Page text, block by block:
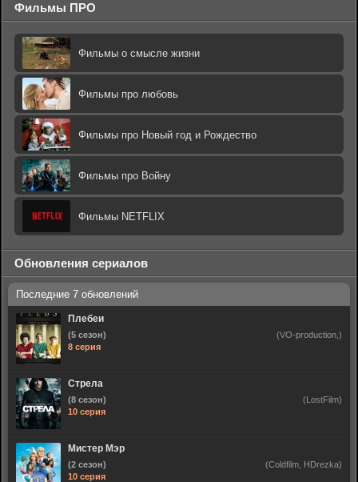
Фильмы ПРО
Фильмы о смысле жизни
Фильмы про любовь
Фильмы про Новый год и Рождество
Фильмы про Войну
Фильмы NETFLIX
Обновления сериалов
Плебеи
(5 сезон)
8 серия
(VO-production,)
Стрела
(8 сезон)
10 серия
(LostFilm)
Мистер Мэр
(2 сезон)
10 серия
(Coldfilm, HDrezka)